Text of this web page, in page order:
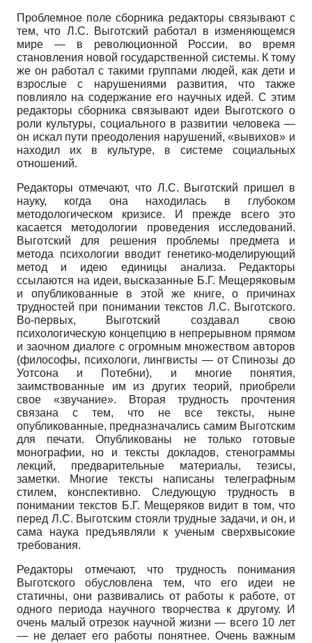
Проблемное поле сборника редакторы связывают с
тем, что Л.С. Выготский работал в изменяющемся
мире — в революционной России, во время
становления новой государственной системы. К тому
же он работал с такими группами людей, как дети и
взрослые с нарушениями развития, что также
повлияло на содержание его научных идей. С этим
редакторы сборника связывают идеи Выготского о
роли культуры, социального в развитии человека —
он искал пути преодоления нарушений, «вывихов» и
находил их в культуре, в системе социальных
отношений.
Редакторы отмечают, что Л.С. Выготский пришел в
науку, когда она находилась в глубоком
методологическом кризисе. И прежде всего это
касается методологии проведения исследований.
Выготский для решения проблемы предмета и
метода психологии вводит генетико-моделирующий
метод и идею единицы анализа. Редакторы
ссылаются на идеи, высказанные Б.Г. Мещеряковым
и опубликованные в этой же книге, о причинах
трудностей при понимании текстов Л.С. Выготского.
Во-первых, Выготский создавал свою
психологическую концепцию в непрерывном прямом
и заочном диалоге с огромным множеством авторов
(философы, психологи, лингвисты — от Спинозы до
Уотсона и Потебни), и многие понятия,
заимствованные им из других теорий, приобрели
свое «звучание». Вторая трудность прочтения
связана с тем, что не все тексты, ныне
опубликованные, предназначались самим Выготским
для печати. Опубликованы не только готовые
монографии, но и тексты докладов, стенограммы
лекций, предварительные материалы, тезисы,
заметки. Многие тексты написаны телеграфным
стилем, конспективно. Следующую трудность в
понимании текстов Б.Г. Мещеряков видит в том, что
перед Л.С. Выготским стояли трудные задачи, и он, и
сама наука предъявляли к ученым сверхвысокие
требования.
Редакторы отмечают, что трудность понимания
Выготского обусловлена тем, что его идеи не
статичны, они развивались от работы к работе, от
одного периода научного творчества к другому. И
очень малый отрезок научной жизни — всего 10 лет
— не делает его работы понятнее. Очень важным